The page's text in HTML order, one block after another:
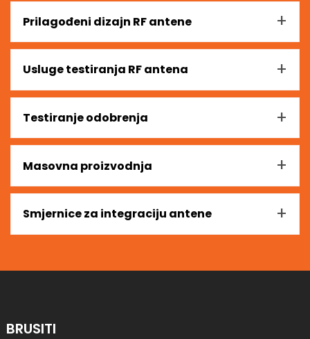
Prilagođeni dizajn RF antene +
Usluge testiranja RF antena +
Testiranje odobrenja +
Masovna proizvodnja +
Smjernice za integraciju antene +
BRUSITI